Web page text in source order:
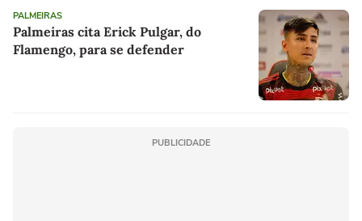
PALMEIRAS
Palmeiras cita Erick Pulgar, do
Flamengo, para se defender
PUBLICIDADE